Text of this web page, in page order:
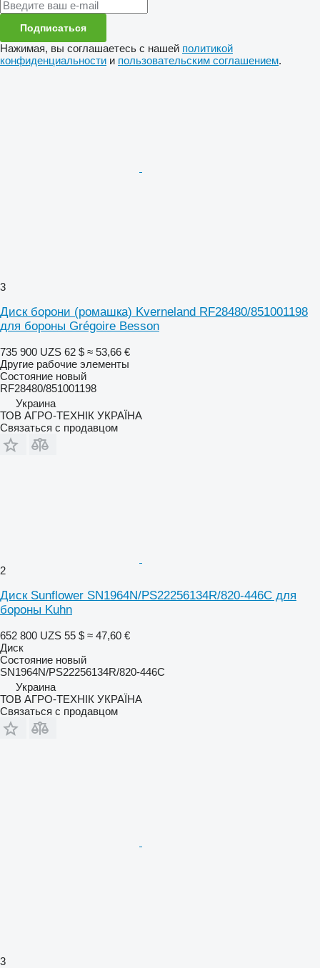
Подписаться
Нажимая, вы соглашаетесь с нашей политикой
конфиденциальности и пользовательским соглашением.
3
Диск борони (ромашка) Kverneland RF28480/851001198
для бороны Grégoire Besson
735 900 UZS 62 $ ≈ 53,66 €
Другие рабочие элементы
Состояние новый
RF28480/851001198
Украина
ТОВ АГРО-ТЕХНІК УКРАЇНА
Связаться с продавцом
2
Диск Sunflower SN1964N/PS22256134R/820-446C для
бороны Kuhn
652 800 UZS 55 $ ≈ 47,60 €
Диск
Состояние новый
SN1964N/PS22256134R/820-446C
Украина
ТОВ АГРО-ТЕХНІК УКРАЇНА
Связаться с продавцом
3